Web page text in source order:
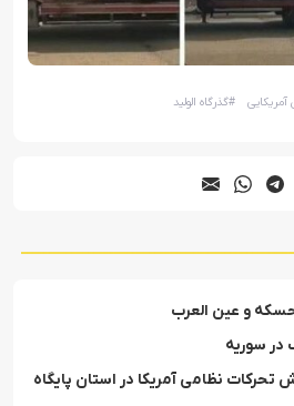
آمریکایی #گذرگاه الولید
حسکه و عین العرب
در سوریه
تحرکات نظامی آمریکا در استان پایگاه